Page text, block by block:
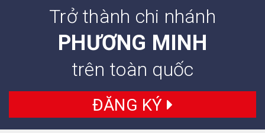
Trở thành chi nhánh
PHƯƠNG MINH
trên toàn quốc
ĐĂNG KÝ